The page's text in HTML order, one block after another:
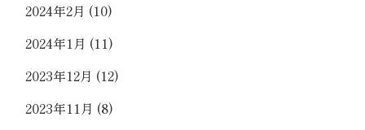
2024年2月 (10)
2024年1月 (11)
2023年12月 (12)
2023年11月 (8)